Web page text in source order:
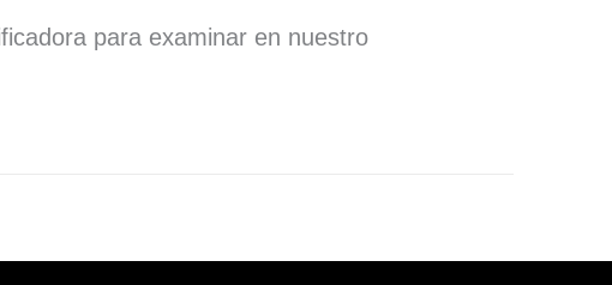
para examinar en nuestro